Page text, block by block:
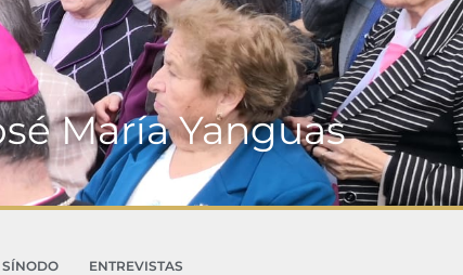
María Yanguas
SÍNODO
ENTREVISTAS